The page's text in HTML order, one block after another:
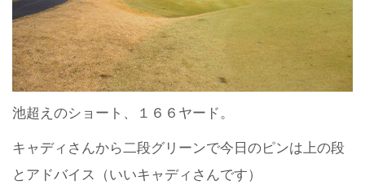
池超えのショート、１６６ヤード。
キャディさんから二段グリーンで今日のピンは上の段
とアドバイス（いいキャディさんです）